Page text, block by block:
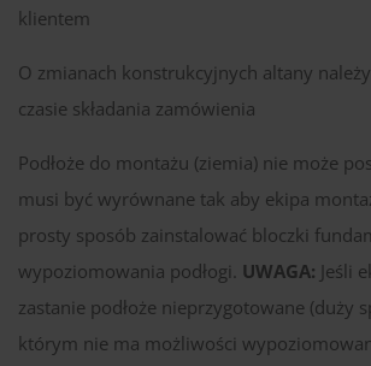
klientem
O zmianach konstrukcyjnych altany
czasie składania zamówienia
Podłoże do montażu (ziemia) nie może
musi być wyrównane tak aby ekipa
prosty sposób zainstalować bloczki
wypoziomowania podłogi. UWAGA: Jeśli
zastanie podłoże nieprzygotowane (duży
którym nie ma możliwości